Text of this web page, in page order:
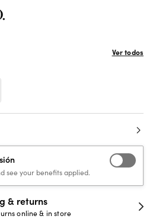
Ver todos
see your benefits applied.
& returns
online & in store